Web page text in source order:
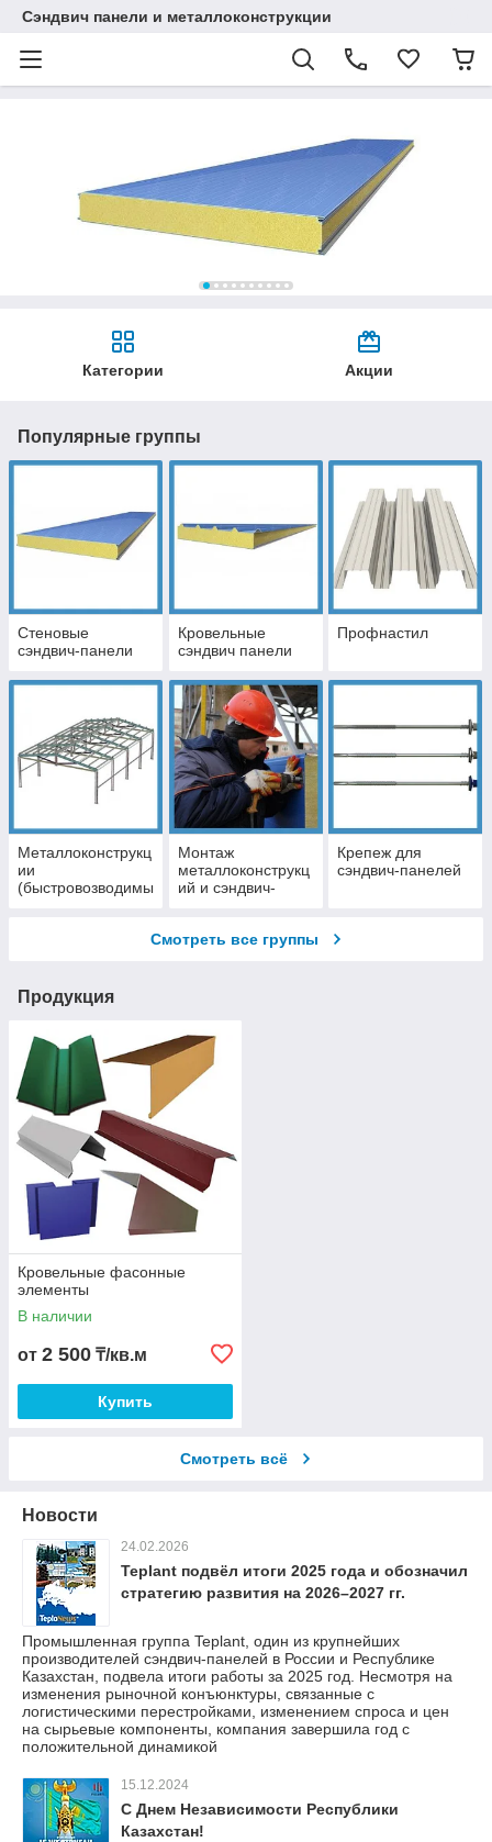
Сэндвич панели и металлоконструкции
Категории Акции
Популярные группы
Стеновые
сэндвич-панели
Кровельные
сэндвич панели
Профнастил
Металлоконструкц
ии
(быстровозводимы
Монтаж
металлоконструкц
ий и сэндвич-
Крепеж для
сэндвич-панелей
Смотреть все группы
Продукция
Кровельные фасонные
элементы
В наличии
от 2 500 ₸/кв.м
Купить
Смотреть всё
Новости
24.02.2026
Teplant подвёл итоги 2025 года и обозначил
стратегию развития на 2026–2027 гг.
Промышленная группа Teplant, один из крупнейших
производителей сэндвич-панелей в России и Республике
Казахстан, подвела итоги работы за 2025 год. Несмотря на
изменения рыночной конъюнктуры, связанные с
логистическими перестройками, изменением спроса и цен
на сырьевые компоненты, компания завершила год с
положительной динамикой
15.12.2024
С Днем Независимости Республики
Казахстан!